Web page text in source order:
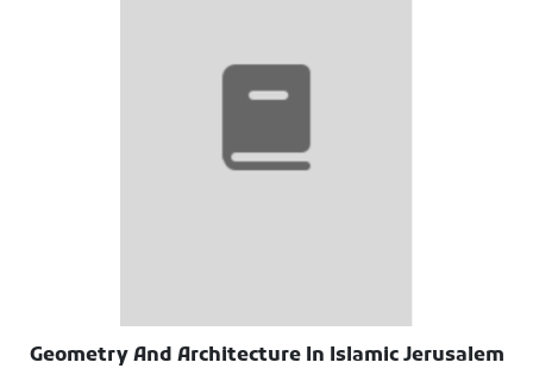
Geometry And Architecture In Islamic Jerusalem